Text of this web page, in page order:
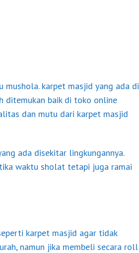
mushola. karpet masjid yang ada di
ditemukan baik di toko online
dan mutu dari karpet masjid
ada disekitar lingkungannya.
waktu sholat tetapi juga ramai
karpet masjid agar tidak
namun jika membeli secara roll